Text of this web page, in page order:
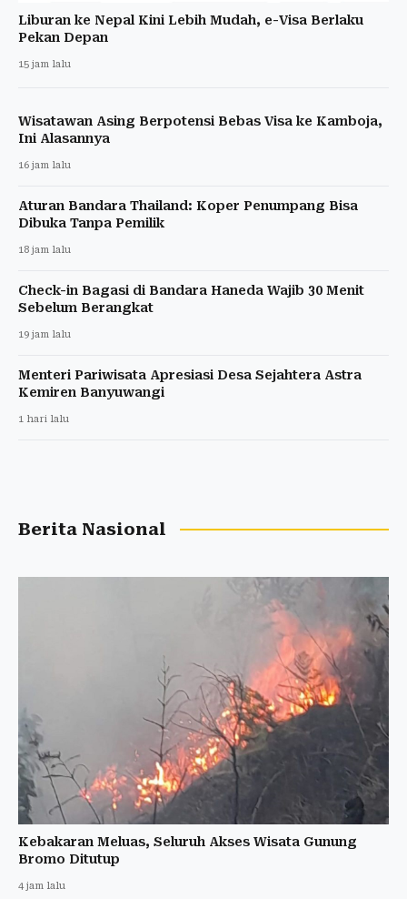
Liburan ke Nepal Kini Lebih Mudah, e-Visa Berlaku
Pekan Depan
15 jam lalu
Wisatawan Asing Berpotensi Bebas Visa ke Kamboja,
Ini Alasannya
16 jam lalu
Aturan Bandara Thailand: Koper Penumpang Bisa
Dibuka Tanpa Pemilik
18 jam lalu
Check-in Bagasi di Bandara Haneda Wajib 30 Menit
Sebelum Berangkat
19 jam lalu
Menteri Pariwisata Apresiasi Desa Sejahtera Astra
Kemiren Banyuwangi
1 hari lalu
Berita Nasional
Kebakaran Meluas, Seluruh Akses Wisata Gunung
Bromo Ditutup
4 jam lalu